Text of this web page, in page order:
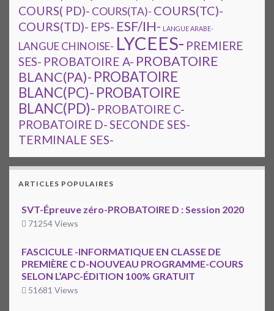
COURS( PD)- COURS(TA)- COURS(TC)-
COURS(TD)- EPS- ESF/IH- LANGUE ARABE-
LANGUE CHINOISE- LYCEES- PREMIERE
SES- PROBATOIRE A- PROBATOIRE
BLANC(PA)- PROBATOIRE
BLANC(PC)- PROBATOIRE
BLANC(PD)- PROBATOIRE C-
PROBATOIRE D-SECONDE SES-
TERMINALE SES-
ARTICLES POPULAIRES
SVT-Épreuve zéro-PROBATOIRE D : Session 2020
71254 Views
FASCICULE -INFORMATIQUE EN CLASSE DE
PREMIÈRE C D-NOUVEAU PROGRAMME-COURS
SELON L’APC-ÉDITION 100% GRATUIT
51681 Views